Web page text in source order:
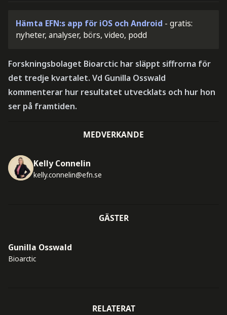
Hämta EFN:s app för iOS och Android - gratis:
nyheter, analyser, börs, video, podd
Forskningsbolaget Bioarctic har släppt siffrorna för
det tredje kvartalet. Vd Gunilla Osswald
kommenterar hur resultatet utvecklats och hur hon
ser på framtiden.
MEDVERKANDE
Kelly Connelin
kelly.connelin@efn.se
GÄSTER
Gunilla Osswald
Bioarctic
RELATERAT